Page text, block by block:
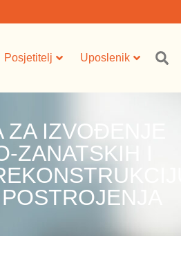
Posjetitelj Uposlenik
IZVOĐENJE
I